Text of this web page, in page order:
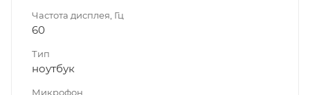
Частота дисплея, Гц
60
Тип
ноутбук
Микрофон